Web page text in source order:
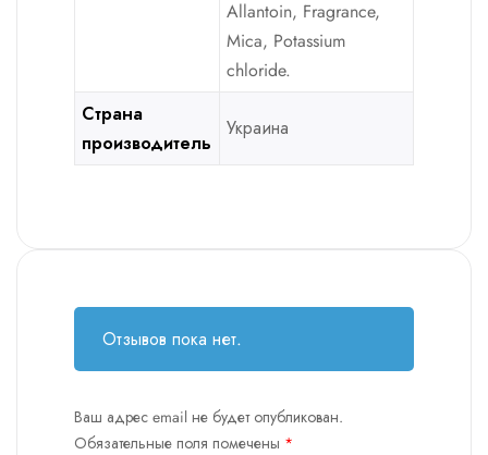
Allantoin, Fragrance,
Mica, Potassium
chloride.
Страна
производитель
Украина
Отзывов пока нет.
Ваш адрес email не будет опубликован.
Обязательные поля помечены *